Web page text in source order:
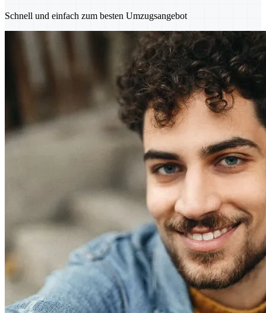
Schnell und einfach zum besten Umzugsangebot